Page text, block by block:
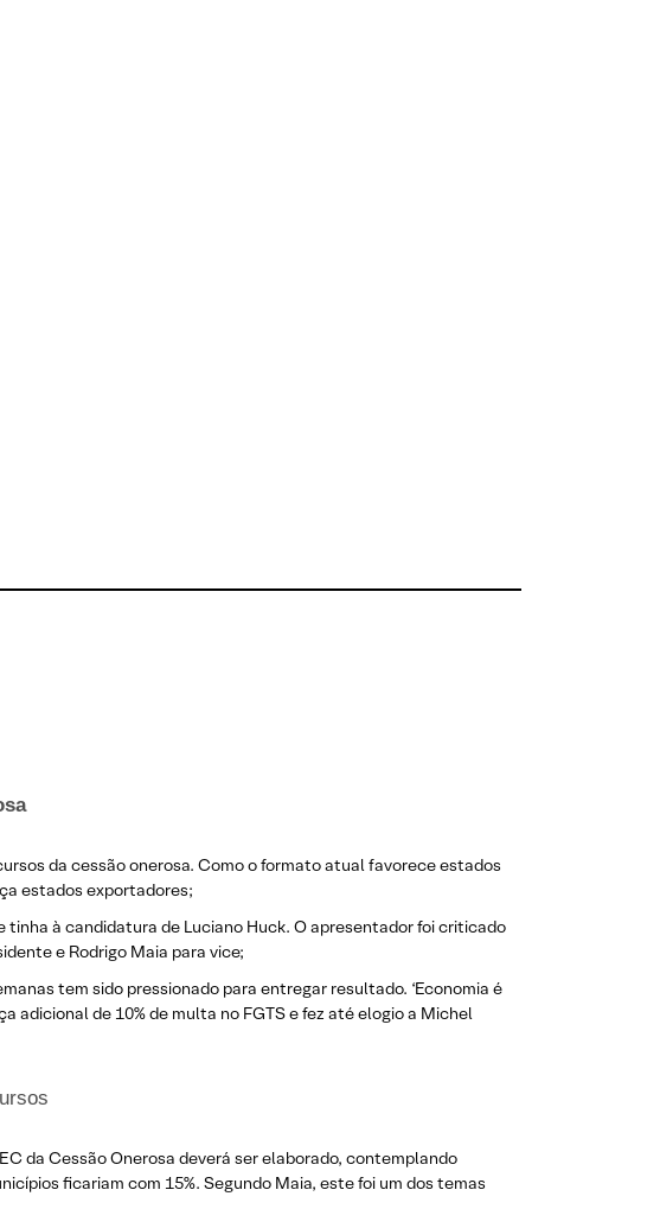
da cessão onerosa. Como o formato atual favorece estados
estados exportadores;
à candidatura de Luciano Huck. O apresentador foi criticado
e Rodrigo Maia para vice;
tem sido pressionado para entregar resultado. ‘Economia é
adicional de 10% de multa no FGTS e fez até elogio a Michel
da Cessão Onerosa deverá ser elaborado, contemplando
ficariam com 15%. Segundo Maia, este foi um dos temas